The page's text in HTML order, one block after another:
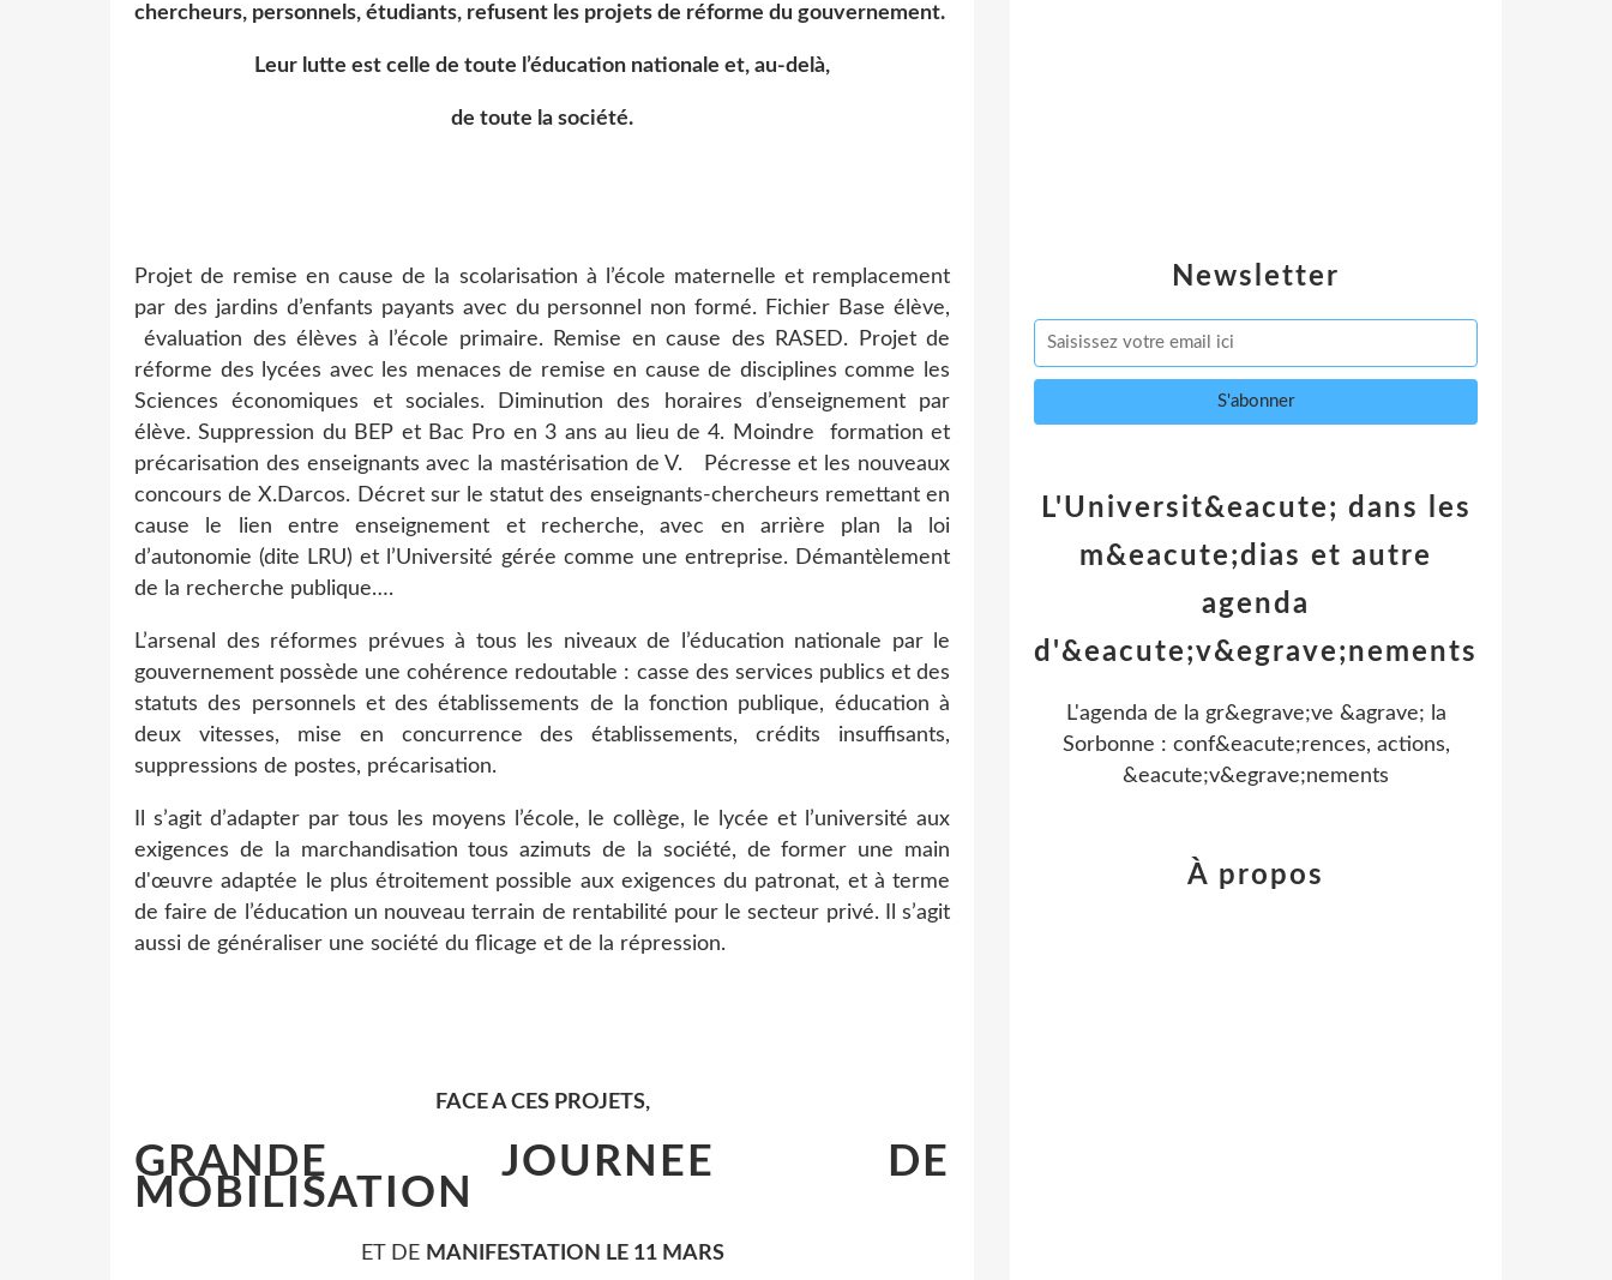
chercheurs, personnels, étudiants, refusent les projets de réforme du gouvernement.
Leur lutte est celle de toute l’éducation nationale et, au-delà,
de toute la société.
Projet de remise en cause de la scolarisation à l’école maternelle et remplacement
par des jardins d’enfants payants avec du personnel non formé. Fichier Base élève,
évaluation des élèves à l’école primaire. Remise en cause des RASED. Projet de
réforme des lycées avec les menaces de remise en cause de disciplines comme les
Sciences économiques et sociales. Diminution des horaires d’enseignement par
élève. Suppression du BEP et Bac Pro en 3 ans au lieu de 4. Moindre
formation et
précarisation des enseignants avec la mastérisation de V.
Pécresse et les nouveaux
concours de X.Darcos. Décret sur le statut des enseignants-chercheurs remettant en
cause le lien entre enseignement et recherche, avec en arrière plan la loi
d’autonomie (dite LRU) et l’Université gérée comme une entreprise. Démantèlement
de la recherche publique….
L’arsenal des réformes prévues à tous les niveaux de l’éducation nationale par le
gouvernement possède une cohérence redoutable : casse des services publics et des
statuts des personnels et des établissements de la fonction publique, éducation à
deux vitesses, mise en concurrence des établissements, crédits insuffisants,
suppressions de postes, précarisation.
Il s’agit d’adapter par tous les moyens l’école, le collège, le lycée et l’université aux
exigences de la marchandisation tous azimuts de la société, de former une main
d'œuvre adaptée le plus étroitement possible aux exigences du patronat, et à terme
de faire de l’éducation un nouveau terrain de rentabilité pour le secteur privé. Il s’agit
aussi de généraliser une société du flicage et de la répression.
FACE A CES PROJETS,
GRANDE JOURNEE DE
MOBILISATION
ET DE MANIFESTATION LE 11 MARS
Newsletter
L'Universit&eacute; dans les
m&eacute;dias et autre
agenda
d'&eacute;v&egrave;nements
L'agenda de la gr&egrave;ve &agrave; la
Sorbonne : conf&eacute;rences, actions,
&eacute;v&egrave;nements
À propos